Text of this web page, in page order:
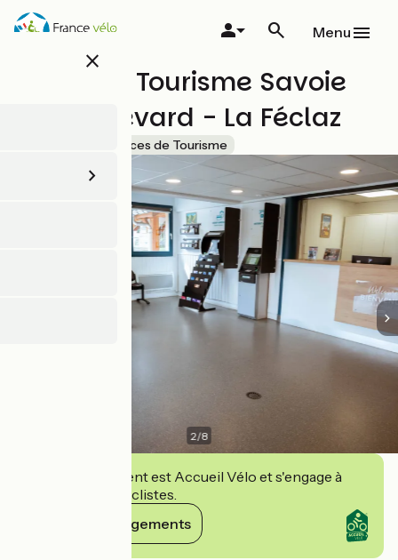
Aller
au
close
Menu
Office de Tourisme Savoie
Grand Revard - La Féclaz
Offices de Tourisme
2/8
Cet établissement est Accueil Vélo et s'engage à
accueillir des cyclistes.
Voir ses engagements